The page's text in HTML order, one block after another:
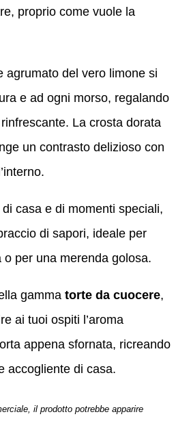
proprio come vuole la
agrumato del vero limone si
e ad ogni morso, regalando
La crosta dorata
un contrasto delizioso con
casa e di momenti speciali,
di sapori, ideale per
o per una merenda golosa.
gamma torte da cuocere,
ai tuoi ospiti l’aroma
appena sfornata, ricreando
accogliente di casa.
il prodotto potrebbe apparire